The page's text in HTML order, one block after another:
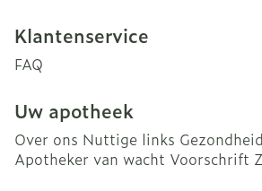
Klantenservice
FAQ
Uw apotheek
Over ons Nuttige links
Apotheker van wacht Voorschrift